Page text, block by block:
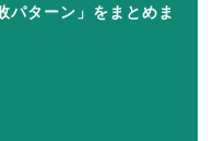
パターン」をまとめま